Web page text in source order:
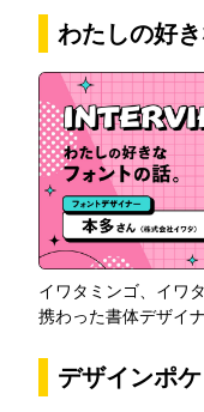
わたしの好
イワタミンゴ、イワ
携わった書体デザイ
デザインポ